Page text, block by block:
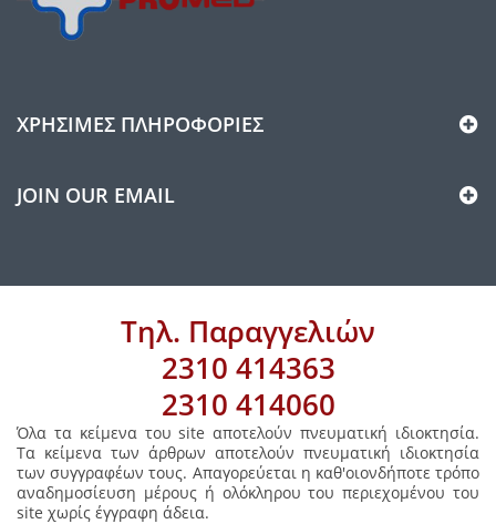
ΧΡΉΣΙΜΕΣ ΠΛΗΡΟΦΟΡΊΕΣ
JOIN OUR EMAIL
Τηλ. Παραγγελιών
2310 414363
2310 414060
Όλα τα κείμενα του site αποτελούν πνευματική ιδιοκτησία.
Τα κείμενα των άρθρων αποτελούν πνευματική ιδιοκτησία
των συγγραφέων τους. Απαγορεύεται η καθ'οιονδήποτε τρόπο
αναδημοσίευση μέρους ή ολόκληρου του περιεχομένου του
site χωρίς έγγραφη άδεια.